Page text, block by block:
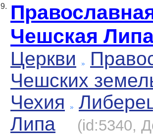
9.
Чешская
Церкви
Чешских
Чехия
Липа
(id:5340,